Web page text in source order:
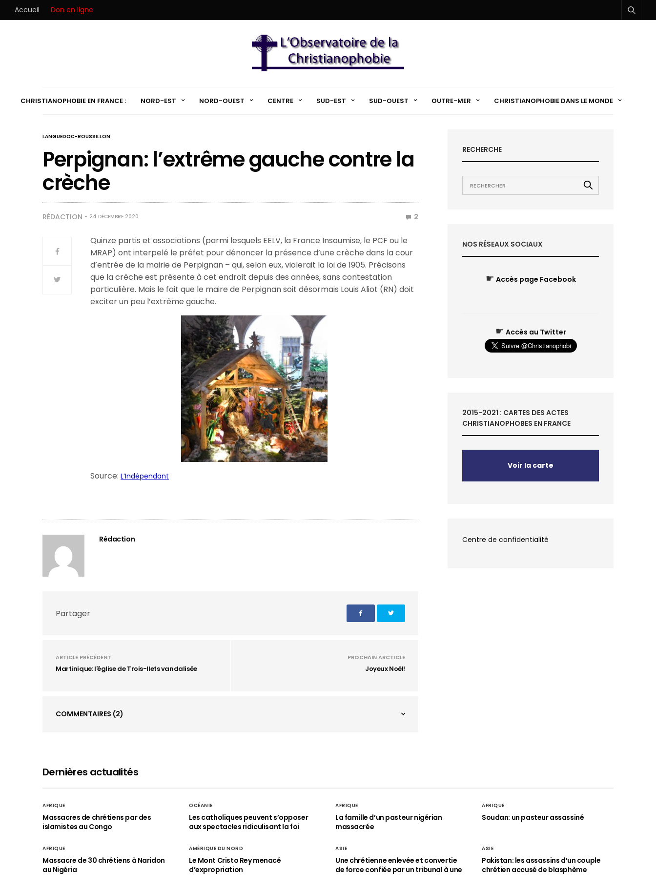
Accueil Don en ligne
CHRISTIANOPHOBIE EN FRANCE : NORD-EST NORD-OUEST CENTRE SUD-EST SUD-OUEST OUTRE-MER CHRISTIANOPHOBIE DANS LE MONDE
LANGUEDOC-ROUSSILLON
Perpignan: l’extrême gauche contre la
crèche
RÉDACTION 24 DÉCEMBRE 2020 2
Quinze partis et associations (parmi lesquels EELV, la France Insoumise, le PCF ou le
MRAP) ont interpelé le préfet pour dénoncer la présence d’une crèche dans la cour
d’entrée de la mairie de Perpignan – qui, selon eux, violerait la loi de 1905. Précisons
que la crèche est présente à cet endroit depuis des années, sans contestation
particulière. Mais le fait que le maire de Perpignan soit désormais Louis Aliot (RN) doit
exciter un peu l’extrême gauche.
Source:L’Indépendant
Rédaction
Partager
ARTICLE PRÉCÉDENT
Martinique: l'église de Trois-Ilets vandalisée
PROCHAIN ARCTICLE
Joyeux Noël!
COMMENTAIRES (2)
RECHERCHE
NOS RÉSEAUX SOCIAUX
☛ Accès page Facebook
☛ Accès au Twitter
2015-2021 : CARTES DES ACTES
CHRISTIANOPHOBES EN FRANCE
Voir la carte
Centre de confidentialité
Dernières actualités
AFRIQUE
Massacres de chrétiens par des
islamistes au Congo
OCÉANIE
Les catholiques peuvent s’opposer
aux spectacles ridiculisant la foi
AFRIQUE
La famille d’un pasteur nigérian
massacrée
AFRIQUE
Soudan: un pasteur assassiné
AFRIQUE
Massacre de 30 chrétiens à Naridon
au Nigéria
AMÉRIQUE DU NORD
Le Mont Cristo Rey menacé
d’expropriation
ASIE
Une chrétienne enlevée et convertie
de force confiée par un tribunal à une
ASIE
Pakistan: les assassins d’un couple
chrétien accusé de blasphème